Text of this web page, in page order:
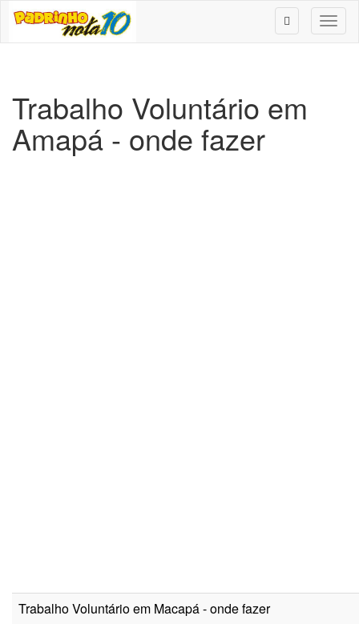
Trabalho Voluntário em
Amapá - onde fazer
Trabalho Voluntário em Macapá - onde fazer